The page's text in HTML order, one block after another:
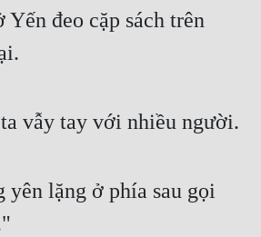
Yến đeo cặp sách trên
vẫy tay với nhiều người.
yên lặng ở phía sau gọi